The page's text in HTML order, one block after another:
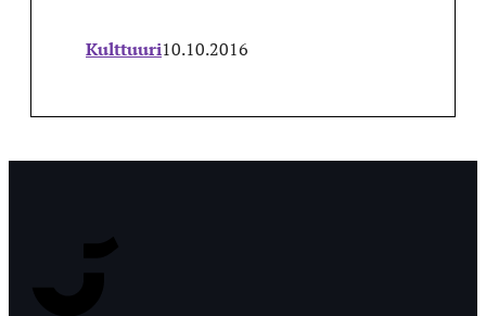
Kulttuuri10.10.2016